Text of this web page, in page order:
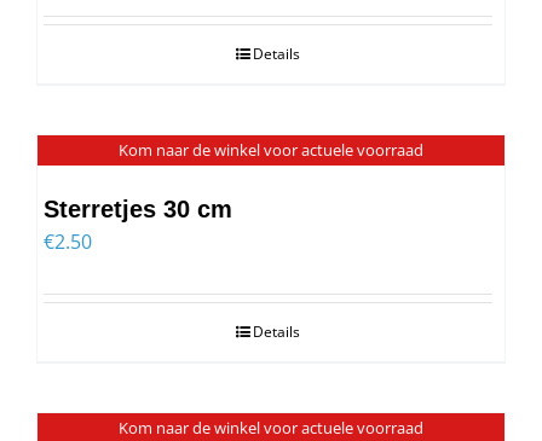
Details
Kom naar de winkel voor actuele voorraad
Sterretjes 30 cm
€2.50
Details
Kom naar de winkel voor actuele voorraad